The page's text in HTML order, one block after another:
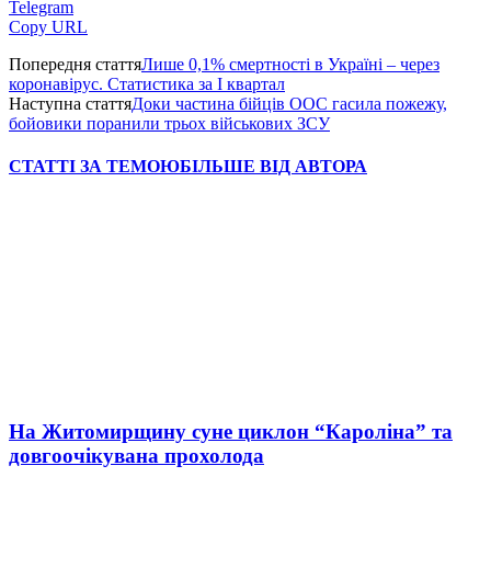
Telegram
Copy URL
Попередня статтяЛише 0,1% смертності в Україні – через
коронавірус. Статистика за І квартал
Наступна статтяДоки частина бійців ООС гасила пожежу,
бойовики поранили трьох військових ЗСУ
СТАТТІ ЗА ТЕМОЮБІЛЬШЕ ВІД АВТОРА
На Житомирщину суне циклон “Кароліна” та
довгоочікувана прохолода